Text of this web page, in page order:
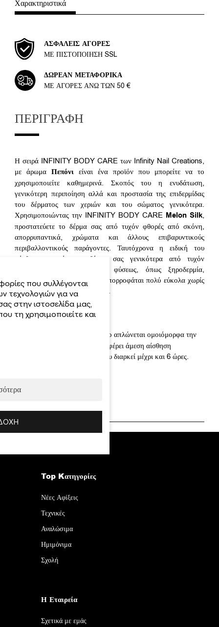
Silk
Combo
Χαρακτηριστικά
ΑΣΦΑΛΕΊΣ ΑΓΟΡΈΣ
ΜΕ ΠΙΣΤΟΠΟΊΗΣΗ SSL
ΔΩΡΕΆΝ ΜΕΤΑΦΟΡΙΚΆ
ΜΕ ΑΓΟΡΈΣ ΆΝΩ ΤΩΝ 50 €
ΠΕΡΙΓΡΑΦΉ
Η σειρά INFINITY BODY CARE των Infinity Nail Creations,
με άρωμα Πεπόνι είναι ένα προϊόν που μπορείτε να το
χρησιμοποιείτε καθημερινά. Σκοπός του η ενυδάτωση,
γενικότερη περιποίηση αλλά και προστασία της επιδερμίδας
του δέρματος των χεριών και του σώματος γενικότερα.
Χρησιμοποιώντας την INFINITY BODY CARE Melon Silk,
προστατεύετε το δέρμα σας από τυχόν φθορές από σκόνη,
απορρυπαντικά, χρώματα και άλλους επιβαρυντικούς
περιβαλλοντικούς παράγοντες. Ταυτόχρονα η ειδική του
σύνθεση ενισχύει το δέρμα σας γενικότερα από τυχόν
προβλήματα δερματολογικής φύσεως, όπως ξηροδερμία,
σκληρό δέρμα κ.α., μιας και απορροφάται πολύ εύκολα χωρίς
να αφήνει καθόλου λιπαρότητα.
: Μετά από το πλύσιμο απλώνεται ομοιόμορφα την
κρέμα, με ελαφρύ μασάζ. Προσφέρει άμεση αίσθηση
ενυδάτωσης και προστασίας που διαρκεί μέχρι και 6 ώρες.
Top Kατηγορίες
Νέες Αφίξεις
Τεχνικές
Αναλώσιμα
Ημιμόνιμα
Σχολή
Η Εταιρεία
Σχετικά με εμάς
που συλλέγονται
τεχνολογιών για να
στην ιστοσελίδα μας,
τη χρησιμοποιείτε και